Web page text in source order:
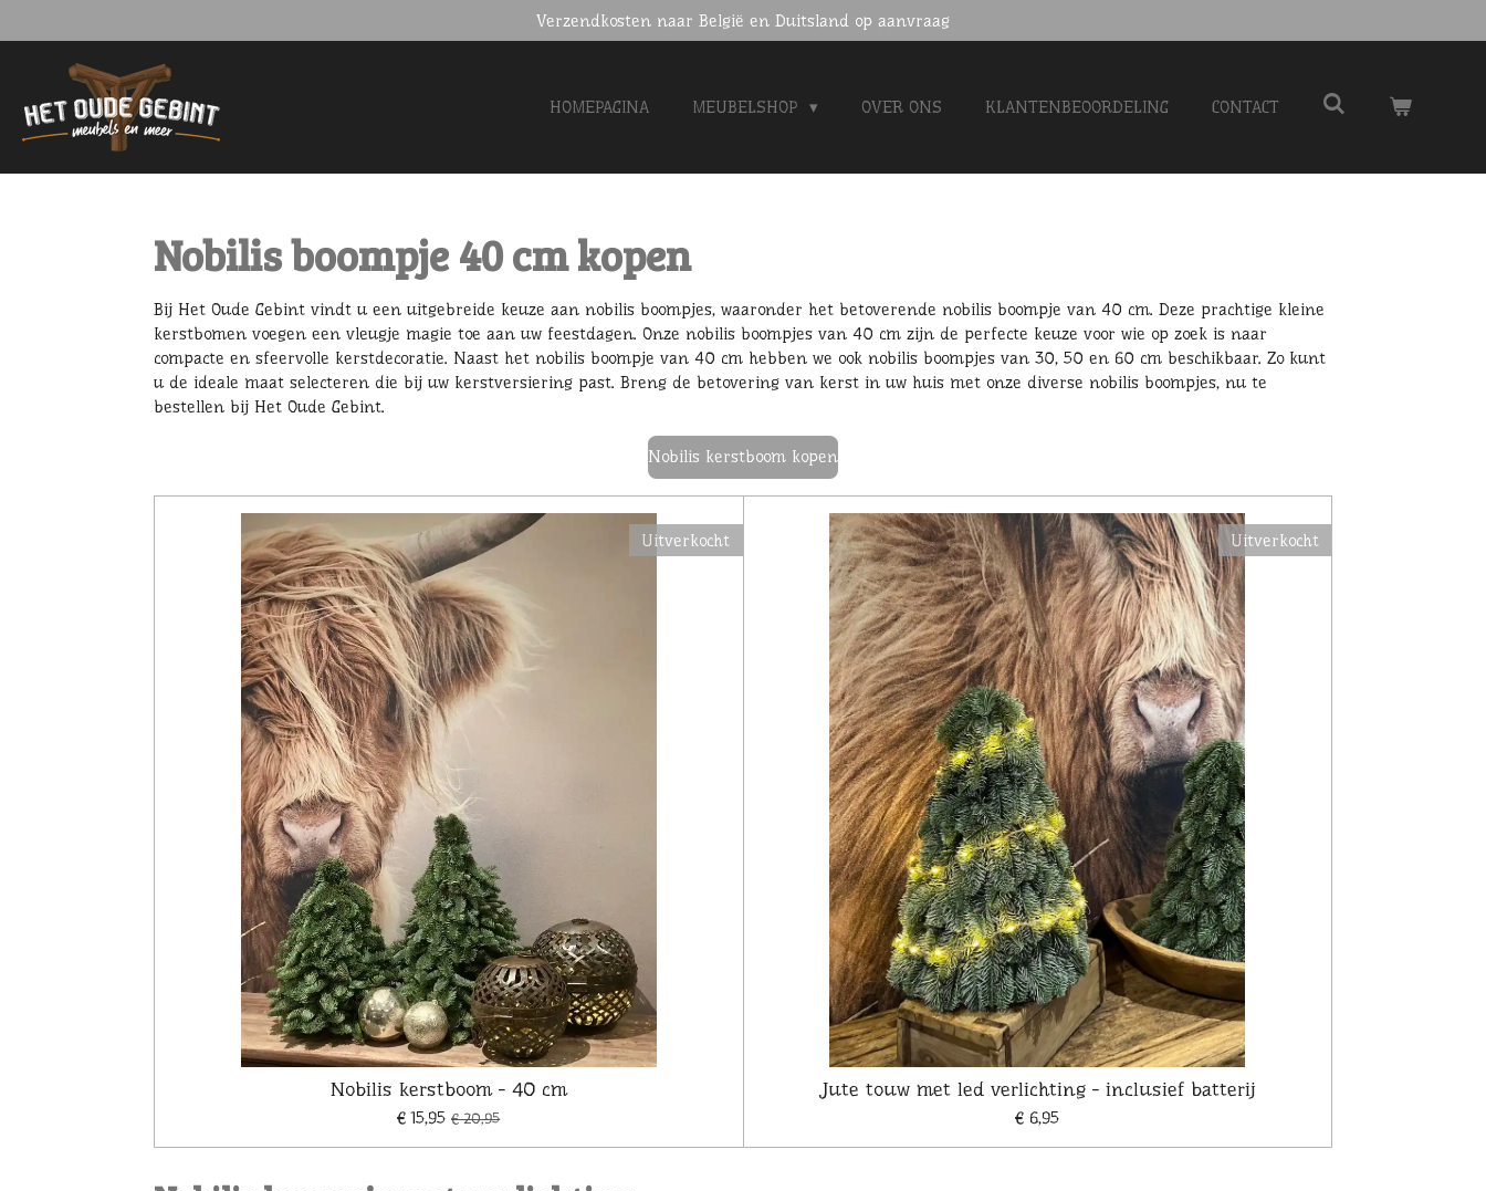
direct
hoofdinhoud
Verzendkosten naar België en Duitsland op aanvraag
HOMEPAGINA MEUBELSHOP OVER ONS KLANTENBEOORDELING CONTACT
Nobilis boompje 40 cm kopen
Bij Het Oude Gebint vindt u een uitgebreide keuze aan nobilis boompjes, waaronder het betoverende nobilis boompje van 40 cm. Deze prachtige kleine
kerstbomen voegen een vleugje magie toe aan uw feestdagen. Onze nobilis boompjes van 40 cm zijn de perfecte keuze voor wie op zoek is naar
compacte en sfeervolle kerstdecoratie. Naast het nobilis boompje van 40 cm hebben we ook nobilis boompjes van 30, 50 en 60 cm beschikbaar. Zo kunt
u de ideale maat selecteren die bij uw kerstversiering past. Breng de betovering van kerst in uw huis met onze diverse nobilis boompjes, nu te
bestellen bij Het Oude Gebint.
Nobilis kerstboom kopen
Uitverkocht
Nobilis kerstboom - 40 cm
€ 15,95 € 20,95
Uitverkocht
Jute touw met led verlichting - inclusief batterij
€ 6,95